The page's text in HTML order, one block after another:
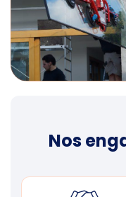
Nos